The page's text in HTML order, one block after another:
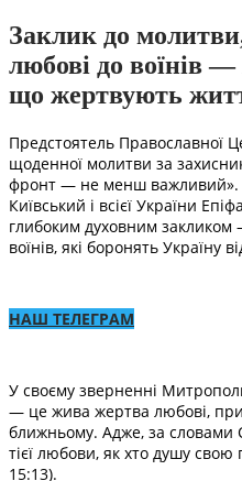
Заклик до
любові до воїнів
що жертвують
Предстоятель Православної
щоденної молитви за
фронт — не менш
Київський і всієї України
глибоким духовним
воїнів, які боронять Україну
НАШ ТЕЛЕГРАМ
У своєму зверненні
— це жива жертва любові,
ближньому. Адже, за словами
тієї любови, як хто душу свою
15:13).